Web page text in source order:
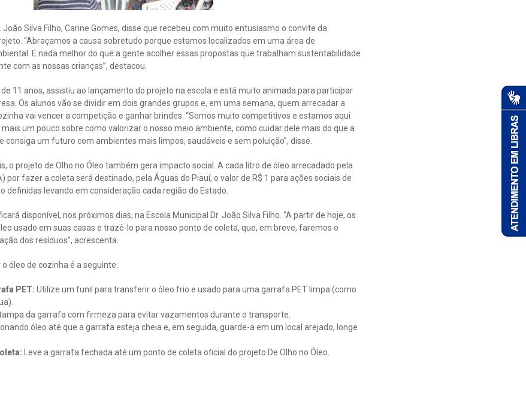
João Silva Filho, Carine Gomes, disse que recebeu com muito entusiasmo o convite da
“Abraçamos a causa sobretudo porque estamos localizados em uma área de
E nada melhor do que a gente acolher essas propostas que trabalham sustentabilidade
com as nossas crianças”, destacou.
11 anos, assistiu ao lançamento do projeto na escola e está muito animada para participar
Os alunos vão se dividir em dois grandes grupos e, em uma semana, quem arrecadar a
vai vencer a competição e ganhar brindes. “Somos muito competitivos e estamos aqui
um pouco sobre como valorizar o nosso meio ambiente, como cuidar dele mais do que a
consiga um futuro com ambientes mais limpos, saudáveis e sem poluição”, disse.
o projeto de Olho no Óleo também gera impacto social. A cada litro de óleo arrecadado pela
por fazer a coleta será destinado, pela Águas do Piauí, o valor de R$ 1 para ações sociais de
definidas levando em consideração cada região do Estado.
disponível, nos próximos dias, na Escola Municipal Dr. João Silva Filho. “A partir de hoje, os
usado em suas casas e trazê-lo para nosso ponto de coleta, que, em breve, faremos o
dos resíduos”, acrescenta.
óleo de cozinha é a seguinte:
PET: Utilize um funil para transferir o óleo frio e usado para uma garrafa PET limpa (como
da garrafa com firmeza para evitar vazamentos durante o transporte.
óleo até que a garrafa esteja cheia e, em seguida, guarde-a em um local arejado, longe
Leve a garrafa fechada até um ponto de coleta oficial do projeto De Olho no Óleo.